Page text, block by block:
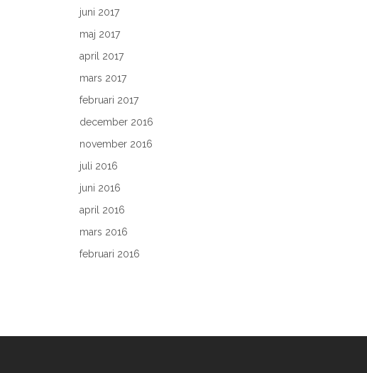
juni 2017
maj 2017
april 2017
mars 2017
februari 2017
december 2016
november 2016
juli 2016
juni 2016
april 2016
mars 2016
februari 2016